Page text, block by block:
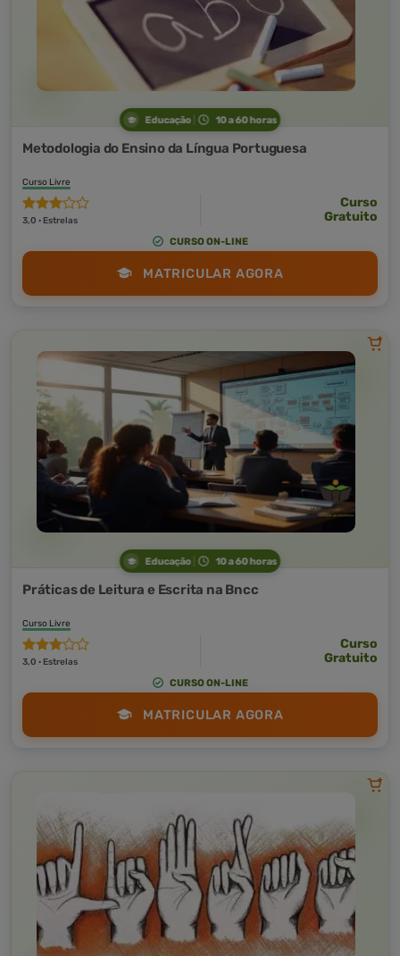
Educação 10 a 60 horas
Metodologia do Ensino da Língua Portuguesa
Curso Livre
3,0 · Estrelas
Curso
Gratuito
CURSO ON-LINE
MATRICULAR AGORA
Educação 10 a 60 horas
Práticas de Leitura e Escrita na Bncc
Curso Livre
3,0 · Estrelas
Curso
Gratuito
CURSO ON-LINE
MATRICULAR AGORA